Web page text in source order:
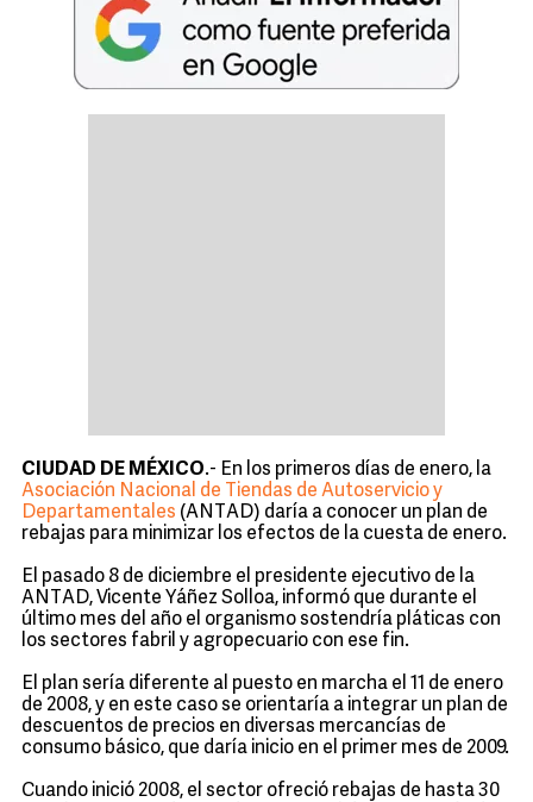
CIUDAD DE MÉXICO.- En los primeros días de enero, la
Asociación Nacional de Tiendas de Autoservicio y
Departamentales (ANTAD) daría a conocer un plan de
rebajas para minimizar los efectos de la cuesta de enero.
El pasado 8 de diciembre el presidente ejecutivo de la
ANTAD, Vicente Yáñez Solloa, informó que durante el
último mes del año el organismo sostendría pláticas con
los sectores fabril y agropecuario con ese fin.
El plan sería diferente al puesto en marcha el 11 de enero
de 2008, y en este caso se orientaría a integrar un plan de
descuentos de precios en diversas mercancías de
consumo básico, que daría inicio en el primer mes de 2009.
Cuando inició 2008, el sector ofreció rebajas de hasta 30